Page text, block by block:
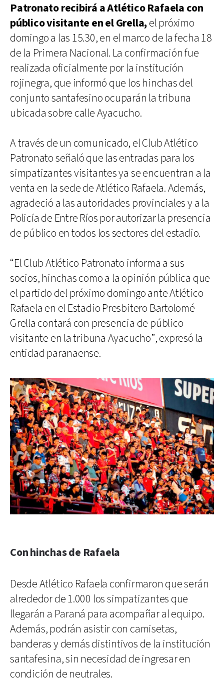
Patronato recibirá a Atlético Rafaela con
público visitante en el Grella,el próximo
domingo a las 15.30, en el marco de la fecha 18
de la Primera Nacional. La confirmación fue
realizada oficialmente por la institución
rojinegra, que informó que los hinchas del
conjunto santafesino ocuparán la tribuna
ubicada sobre calle Ayacucho.
A través de un comunicado, el Club Atlético
Patronato señaló que las entradas para los
simpatizantes visitantes ya se encuentran a la
venta en la sede de Atlético Rafaela. Además,
agradeció a las autoridades provinciales y a la
Policía de Entre Ríos por autorizar la presencia
de público en todos los sectores del estadio.
“El Club Atlético Patronato informa a sus
socios, hinchas como a la opinión pública que
el partido del próximo domingo ante Atlético
Rafaela en el Estadio Presbitero Bartolomé
Grella contará con presencia de público
visitante en la tribuna Ayacucho”, expresó la
entidad paranaense.
Con hinchas de Rafaela
Desde Atlético Rafaela confirmaron que serán
alrededor de 1.000 los simpatizantes que
llegarán a Paraná para acompañar al equipo.
Además, podrán asistir con camisetas,
banderas y demás distintivos de la institución
santafesina, sin necesidad de ingresar en
condición de neutrales.